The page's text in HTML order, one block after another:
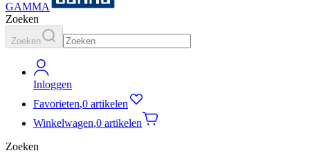
GAMMA
Zoeken
Zoeken
Inloggen
Favorieten,0 artikelen
Winkelwagen,0 artikelen
Zoeken